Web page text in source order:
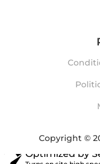
Copyright ©
Optimized by